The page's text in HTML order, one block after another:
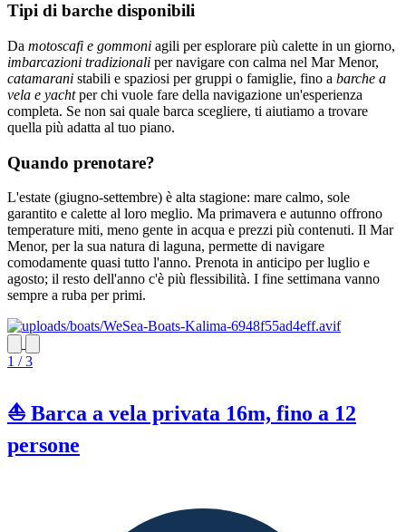
Tipi di barche disponibili
Da motoscafi e gommoni agili per esplorare più calette in un giorno,
imbarcazioni tradizionali per navigare con calma nel Mar Menor,
catamarani stabili e spaziosi per gruppi o famiglie, fino a barche a
vela e yachtper chi vuole fare della navigazione un'esperienza
completa. Se non sai quale barca scegliere, ti aiutiamo a trovare
quella più adatta al tuo piano.
Quando prenotare?
L'estate (giugno-settembre) è alta stagione: mare calmo, sole
garantito e calette al loro meglio. Ma primavera e autunno offrono
temperature miti, meno gente in acqua e prezzi più contenuti. Il Mar
Menor, per la sua natura di laguna, permette di navigare
comodamente quasi tutto l'anno. Prenota in anticipo per luglio e
agosto; il resto dell'anno c'è più flessibilità. I fine settimana vanno
sempre a ruba per primi.
1 / 3
⛵ Barca a vela privata 16m, fino a 12
persone